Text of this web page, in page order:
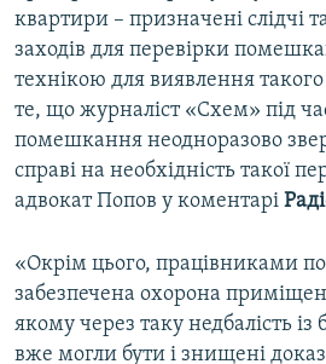
квартири – призначені слідчі
заходів для перевірки
технікою для виявлення
те, що журналіст «Схем» під
помешкання неодноразово
справі на необхідність такої
адвокат Попов у коментарі
«Окрім цього, працівниками
забезпечена охорона
якому через таку недбалість із
вже могли бути і знищені